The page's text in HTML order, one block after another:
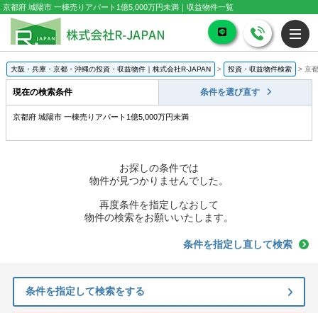
京都府 城陽市 一棟売りアパート1億5,000万円未満｜収益物件一覧
大阪・兵庫・京都・沖縄の投資・収益物件｜株式会社R-JAPAN > 投資・収益物件検索 > 京
現在の検索条件 条件を選び直す
京都府 城陽市 一棟売りアパート1億5,000万円未満
お探しの条件では
物件が見つかりませんでした。
再度条件を指定しなおして
物件の検索をお願いいたします。
条件を指定し直して検索
条件を指定して検索をする